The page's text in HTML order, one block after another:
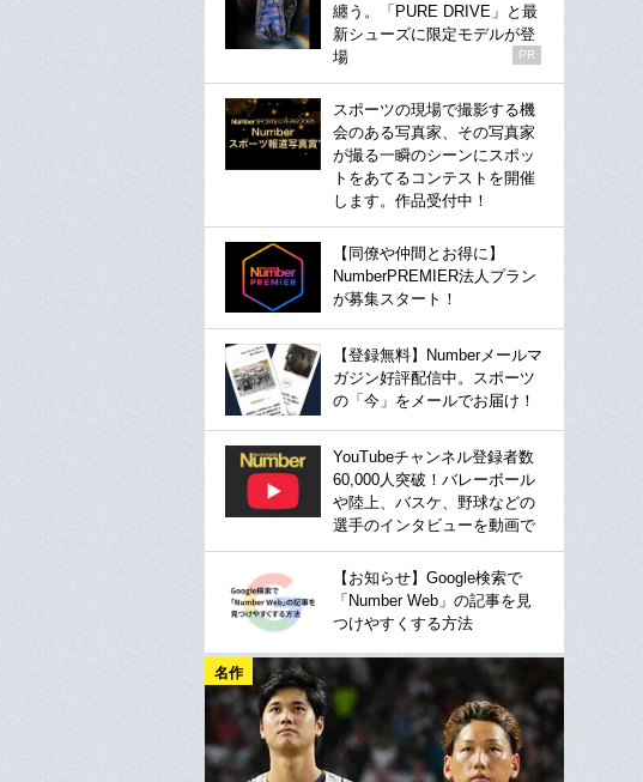
纏う。「PURE DRIVE」と最
新シューズに限定モデルが登
場
PR
スポーツの現場で撮影する機
会のある写真家、その写真家
が撮る一瞬のシーンにスポッ
トをあてるコンテストを開催
します。作品受付中！
【同僚や仲間とお得に】
NumberPREMIER法人プラン
が募集スタート！
【登録無料】Numberメールマ
ガジン好評配信中。スポーツ
の「今」をメールでお届け！
YouTubeチャンネル登録者数
60,000人突破！バレーボール
や陸上、バスケ、野球などの
選手のインタビューを動画で
【お知らせ】Google検索で
「Number Web」の記事を見
つけやすくする方法
名作